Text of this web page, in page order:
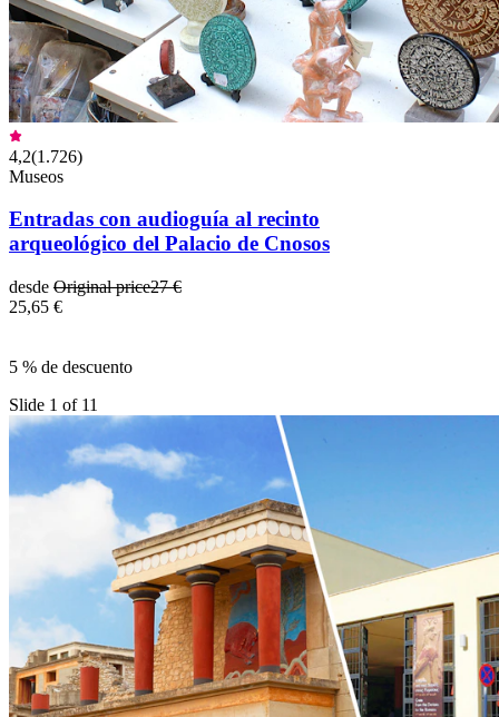
4,2(1.726)
Museos
Entradas con audioguía al recinto
arqueológico del Palacio de Cnosos
desde Original price27 €
25,65 €
5 % de descuento
Slide 1 of 11